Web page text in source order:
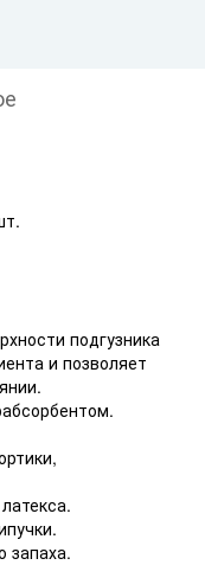
подгузника
и позволяет
запаха.